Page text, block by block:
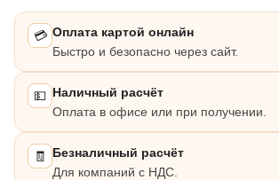
💳 Оплата картой онлайн
Быстро и безопасно через сайт.
💵 Наличный расчёт
Оплата в офисе или при получении.
🧾
Безналичный расчёт
Для компаний с НДС.